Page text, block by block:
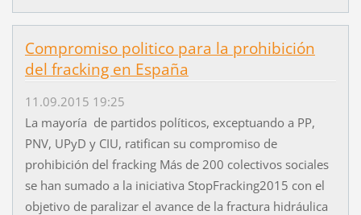
Compromiso politico para la prohibición
del fracking en España
11.09.2015 19:25
La mayoría de partidos políticos, exceptuando a PP,
PNV, UPyD y CIU, ratifican su compromiso de
prohibición del fracking Más de 200 colectivos sociales
se han sumado a la iniciativa StopFracking2015 con el
objetivo de paralizar el avance de la fractura hidráulica